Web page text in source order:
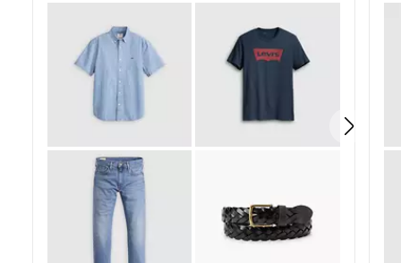
sterren.
beoordelingen